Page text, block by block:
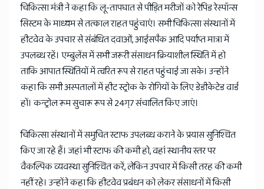
चिकित्सा मंत्री ने कहा कि लू-तापघात से पीड़ित मरीजों को रेपिड रेस्पॉन्स
सिस्टम के माध्यम से तत्काल राहत पहुंचाएं। सभी चिकित्सा संस्थानों में
हीटवेव के उपचार से संबंधित दवाओं, आईसपैक आदि पर्याप्त मात्रा में
उपलब्ध रहें। एम्बुलेंस में सभी जरूरी संसाधन क्रियाशील स्थिति में हो
ताकि आपात स्थितियों में त्वरित रूप से राहत पहुंचाई जा सके। उन्होंने
कहा कि सभी अस्पतालों में हीट स्ट्रोक के रोगियों के लिए डेडीकेटेड वार्ड
हों। कन्ट्रोल रूम सुचारू रूप से 24ग्7 संचालित किए जाएं।
चिकित्सा संस्थानों में समुचित स्टाफ उपलब्ध कराने के प्रयास सुनिश्चित
किए जा रहे हैं। जहां भी स्टाफ की कमी हो, वहां स्थानीय स्तर पर
वैकल्पिक व्यवस्था सुनिश्चित करें, लेकिन उपचार में किसी तरह की कमी
नहीं रहे। उन्होंने कहा कि हीटवेव प्रबंधन को लेकर संसाधनों में किसी